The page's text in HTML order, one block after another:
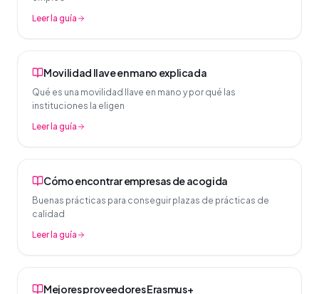
Leer la guía
Movilidad llave en mano explicada
Qué es una movilidad llave en mano y por qué las
instituciones la eligen
Leer la guía
Cómo encontrar empresas de acogida
Buenas prácticas para conseguir plazas de prácticas de
calidad
Leer la guía
Mejores proveedores Erasmus+